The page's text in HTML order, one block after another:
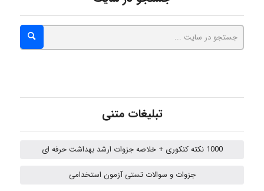
abolfazlkoshehe
abolfazlkoshehe
A.balandeh
تبلیغات متنی
1000 نکته کنکوری + خلاصه جزوات ارشد بهداشت حرفه ای
جزوات و سوالات تستی آزمون استخدامی